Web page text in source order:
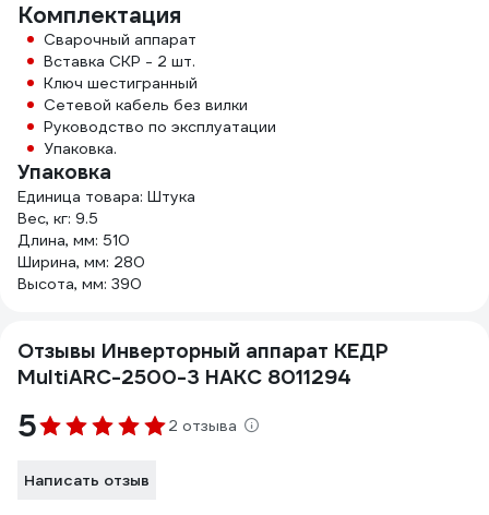
Комплектация
Сварочный аппарат
Вставка СКР - 2 шт.
Ключ шестигранный
Сетевой кабель без вилки
Руководство по эксплуатации
Упаковка.
Упаковка
Единица товара: Штука
Вес, кг: 9.5
Длина, мм: 510
Ширина, мм: 280
Высота, мм: 390
Отзывы Инверторный аппарат КЕДР
MultiARC-2500-3 НАКС 8011294
5 2 отзыва
Написать отзыв